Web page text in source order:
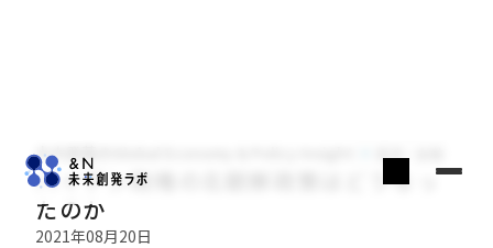
木内登英のGlobal Economy & Policy Insight
バイデン政権の北朝鮮政策はどうなっ
たのか
2021年08月20日